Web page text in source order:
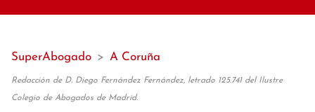
SuperAbogado > A Coruña
Redacción de D. Diego Fernández Fernández, letrado 125.741 del Ilustre
Colegio de Abogados de Madrid.